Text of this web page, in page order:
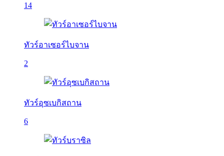
14
ทัวร์อาเซอร์ไบจาน
2
ทัวร์อุซเบกิสถาน
6